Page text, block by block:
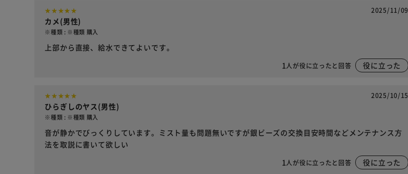
2025/11/09
カメ(男性)
※種類 : ※種類 購入
上部から直接、給水できてよいです。
1人が役に立ったと回答 役に立った
2025/10/15
ひらぎしのヤス(男性)
※種類 : ※種類 購入
音が静かでびっくりしています。ミスト量も問題無いですが銀ビーズの交換目安時間などメンテナンス方
法を取説に書いて欲しい
1人が役に立ったと回答 役に立った